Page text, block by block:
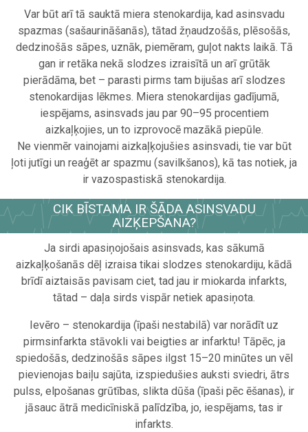
Var būt arī tā sauktā miera stenokardija, kad asinsvadu
spazmas (sašaurināšanās), tātad žņaudzošās, plēsošās,
dedzinošās sāpes, uznāk, piemēram, guļot nakts laikā. Tā
gan ir retāka nekā slodzes izraisītā un arī grūtāk
pierādāma, bet – parasti pirms tam bijušas arī slodzes
stenokardijas lēkmes. Miera stenokardijas gadījumā,
iespējams, asinsvads jau par 90–95 procentiem
aizkaļķojies, un to izprovocē mazākā piepūle.
Ne vienmēr vainojami aizkaļķojušies asinsvadi, tie var būt
ļoti jutīgi un reaģēt ar spazmu (savilkšanos), kā tas notiek, ja
ir vazospastiskā stenokardija.
CIK BĪSTAMA IR ŠĀDA ASINSVADU
AIZĶEPŠANA?
Ja sirdi apasiņojošais asinsvads, kas sākumā
aizkaļķošanās dēļ izraisa tikai slodzes stenokardiju, kādā
brīdī aiztaisās pavisam ciet, tad jau ir miokarda infarkts,
tātad – daļa sirds vispār netiek apasiņota.
Ievēro – stenokardija (īpaši nestabilā) var norādīt uz
pirmsinfarkta stāvokli vai beigties ar infarktu! Tāpēc, ja
spiedošās, dedzinošās sāpes ilgst 15–20 minūtes un vēl
pievienojas baiļu sajūta, izspiedušies auksti sviedri, ātrs
pulss, elpošanas grūtības, slikta dūša (īpaši pēc ēšanas), ir
jāsauc ātrā medicīniskā palīdzība, jo, iespējams, tas ir
infarkts.